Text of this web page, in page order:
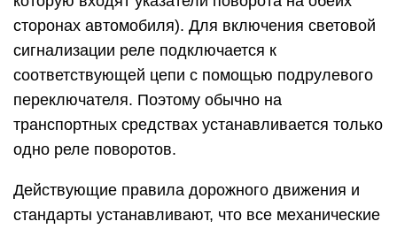
сторонах автомобиля). Для включения световой
сигнализации реле подключается к
соответствующей цепи с помощью подрулевого
переключателя. Поэтому обычно на
транспортных средствах устанавливается только
одно реле поворотов.
Действующие правила дорожного движения и
стандарты устанавливают, что все механические